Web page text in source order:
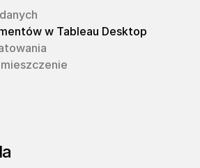
w Tableau Desktop